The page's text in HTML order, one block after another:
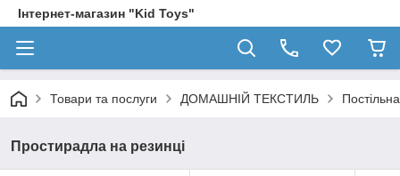
Інтернет-магазин "Kid Toys"
Товари та послуги ДОМАШНІЙ ТЕКСТИЛЬ
Простирадла на резинці